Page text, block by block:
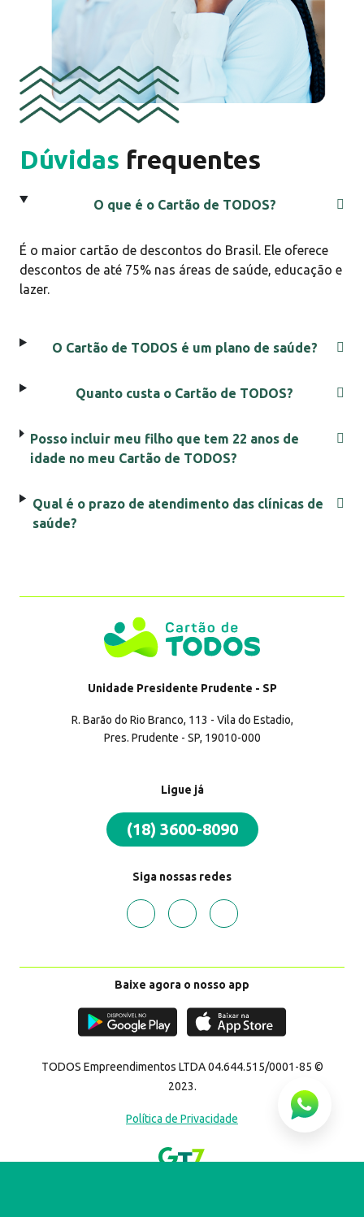
Pedir cartão
Pedir cartão
8%de cashback
Pedir cartão
Dúvidas frequentes
O que é o Cartão de TODOS?
É o maior cartão de descontos do Brasil. Ele oferece
descontos de até 75% nas áreas de saúde, educação e
lazer.
O Cartão de TODOS é um plano de saúde?
Quanto custa o Cartão de TODOS?
Posso incluir meu filho que tem 22 anos de
idade no meu Cartão de TODOS?
Qual é o prazo de atendimento das clínicas de
saúde?
Unidade Presidente Prudente - SP
R. Barão do Rio Branco, 113 - Vila do Estadio,
Pres. Prudente - SP, 19010-000
Ligue já
(18) 3600-8090
Siga nossas redes
Baixe agora o nosso app
TODOS Empreendimentos LTDA 04.644.515/0001-85 ©
2023.
Política de Privacidade